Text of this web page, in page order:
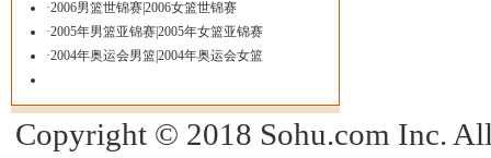
·2006男篮世锦赛2006女篮世锦赛
·2005年男篮亚锦赛2005年女篮亚锦赛
·2004年奥运会男篮2004年奥运会女篮
Copyright © 2018 Sohu.com Inc.